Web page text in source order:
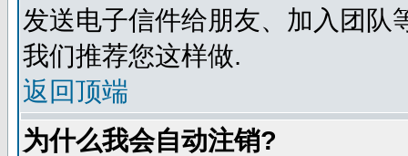
发送电子信件给朋友、加入团
我们推荐您这样做.
返回顶端
为什么我会自动注销?